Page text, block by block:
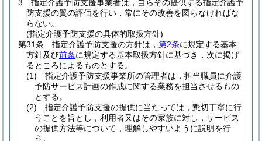
3
指定介護予防支援事業者は，自らその提供する指定介護予
防支援の質の評価を行い，常にその改善を図らなければな
らない。
(指定介護予防支援の具体的取扱方針)
第31条
指定介護予防支援の方針は， 第2条に規定する基本
方針及び前条に規定する基本取扱方針に基づき，次に掲げ
るところによるものとする。
(1)
指定介護予防支援事業所の管理者は，担当職員に介護
予防サービス計画の作成に関する業務を担当させるもの
とする。
(2)
指定介護予防支援の提供に当たっては，懇切丁寧に行
うことを旨とし，利用者又はその家族に対し，サービス
の提供方法等について，理解しやすいように説明を行
う。